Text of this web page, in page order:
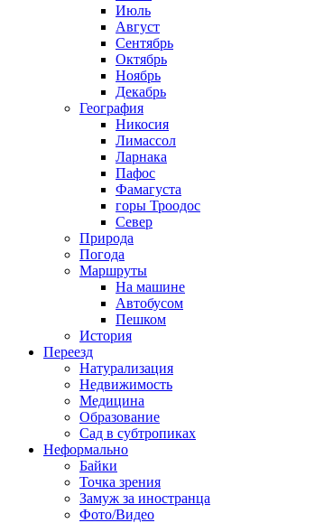
Июль
Август
Сентябрь
Октябрь
Ноябрь
Декабрь
География
Никосия
Лимассол
Ларнака
Пафос
Фамагуста
горы Троодос
Север
Природа
Погода
Маршруты
На машине
Автобусом
Пешком
История
Переезд
Натурализация
Недвижимость
Медицина
Образование
Сад в субтропиках
Неформально
Байки
Точка зрения
Замуж за иностранца
Фото/Видео